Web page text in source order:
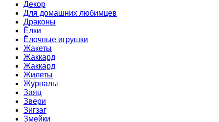
Декор
Для домашних любимцев
Драконы
Ёлки
Ёлочные игрушки
Жакеты
Жаккард
Жаккард
Жилеты
Журналы
Заяц
Звери
Зигзаг
Змейки